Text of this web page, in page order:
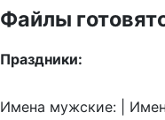
Файлы
Праздники:
Имена мужские: |